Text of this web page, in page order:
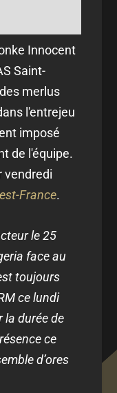
Innocent
Saint-
merlus
l'entrejeu
imposé
de l'équipe.
vendredi
France.
le 25
face au
toujours
ce lundi
la durée de
ce
d’ores